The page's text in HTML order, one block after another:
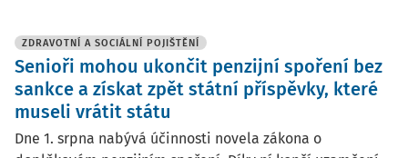
ZDRAVOTNÍ A SOCIÁLNÍ POJIŠTĚNÍ
Senioři mohou ukončit penzijní spoření bez
sankce a získat zpět státní příspěvky, které
museli vrátit státu
Dne 1. srpna nabývá účinnosti novela zákona o